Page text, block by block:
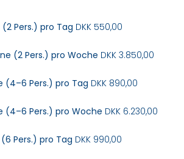
Pers.) pro Tag DKK 550,00
(2 Pers.) pro Woche DKK 3.850,00
(4–6 Pers.) pro Tag DKK 890,00
(4–6 Pers.) pro Woche DKK 6.230,00
Pers.) pro Tag DKK 990,00